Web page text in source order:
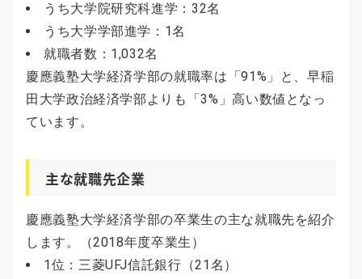
うち大学院研究科進学：32名
うち大学学部進学：1名
就職者数：1,032名
慶應義塾大学経済学部の就職率は「91%」と、早稲
田大学政治経済学部よりも「3%」高い数値となっ
ています。
主な就職先企業
慶應義塾大学経済学部の卒業生の主な就職先を紹介
します。（2018年度卒業生）
1位：三菱UFJ信託銀行（21名）